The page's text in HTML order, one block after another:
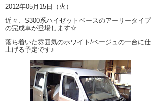
2012年05月15日（火）
近々、S300系ハイゼットベースのアーリータイプ
の完成車が登場します☆
落ち着いた雰囲気のホワイト/ベージュの一台に仕
上げる予定です♪